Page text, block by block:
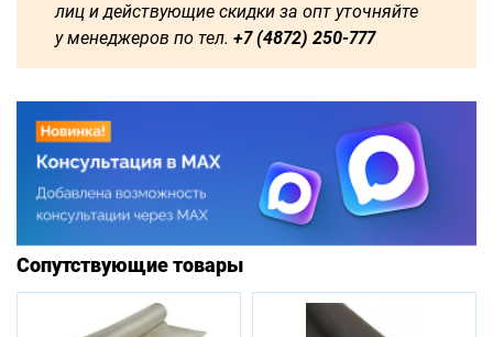
лиц и действующие скидки за опт уточняйте
у менеджеров по тел. +7 (4872) 250-777
4500 4750 5000 5250
Сопутствующие товары